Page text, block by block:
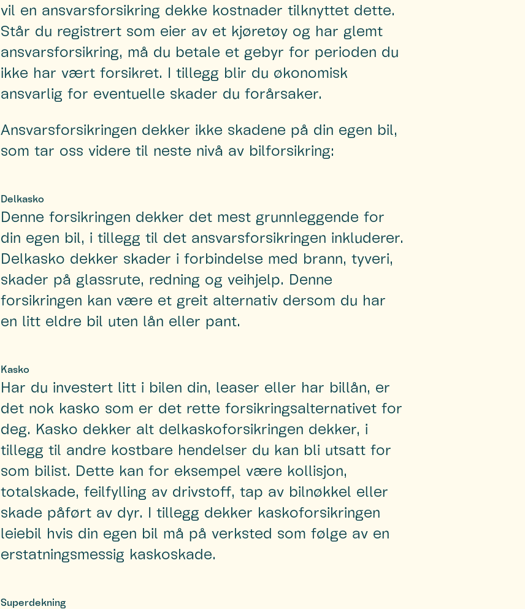
vil en ansvarsforsikring dekke kostnader tilknyttet dette.
Står du registrert som eier av et kjøretøy og har glemt
ansvarsforsikring, må du betale et gebyr for perioden du
ikke har vært forsikret. I tillegg blir du økonomisk
ansvarlig for eventuelle skader du forårsaker.
Ansvarsforsikringen dekker ikke skadene på din egen bil,
som tar oss videre til neste nivå av bilforsikring:
Delkasko
Denne forsikringen dekker det mest grunnleggende for
din egen bil, i tillegg til det ansvarsforsikringen inkluderer.
Delkasko dekker skader i forbindelse med brann, tyveri,
skader på glassrute, redning og veihjelp. Denne
forsikringen kan være et greit alternativ dersom du har
en litt eldre bil uten lån eller pant.
Kasko
Har du investert litt i bilen din, leaser eller har billån, er
det nok kasko som er det rette forsikringsalternativet for
deg. Kasko dekker alt delkaskoforsikringen dekker, i
tillegg til andre kostbare hendelser du kan bli utsatt for
som bilist. Dette kan for eksempel være kollisjon,
totalskade, feilfylling av drivstoff, tap av bilnøkkel eller
skade påført av dyr. I tillegg dekker kaskoforsikringen
leiebil hvis din egen bil må på verksted som følge av en
erstatningsmessig kaskoskade.
Superdekning